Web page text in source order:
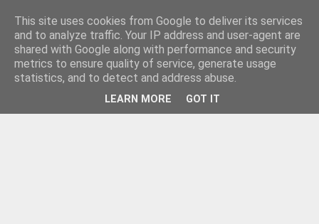
This site uses cookies from Google to deliver its services
and to analyze traffic. Your IP address and user-agent are
shared with Google along with performance and security
metrics to ensure quality of service, generate usage
statistics, and to detect and address abuse.
LEARN MORE GOT IT